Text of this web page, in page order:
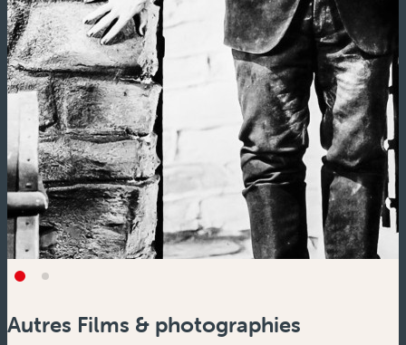
Autres Films & photographies